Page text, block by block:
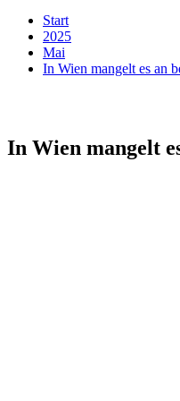
Start
2025
Mai
In Wien mangelt es an
In Wien mangelt